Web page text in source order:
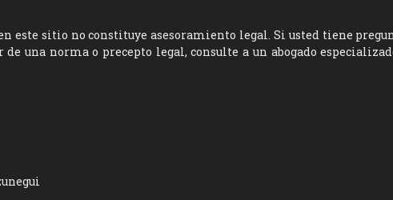
este sitio no constituye asesoramiento legal. Si usted tiene
una norma o precepto legal, consulte a un abogado